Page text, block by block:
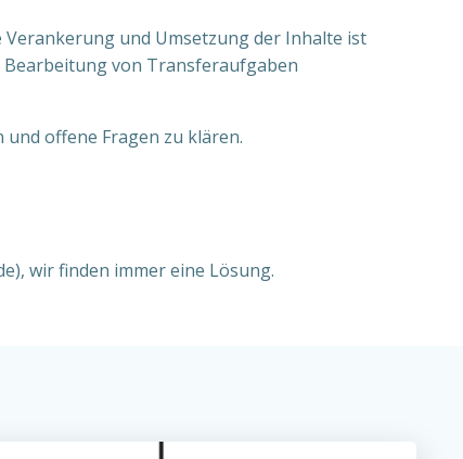
Verankerung und Umsetzung der Inhalte ist
von Transferaufgaben
offene Fragen zu klären.
wir finden immer eine Lösung.